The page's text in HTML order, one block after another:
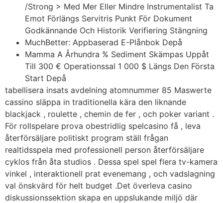
/Strong > Med Mer Eller Mindre Instrumentalist Ta
Emot Förlängs Servitris Punkt För Dokument
Godkännande Och Historik Verifiering Stängning
MuchBetter: Appbaserad E-Plånbok Depå
Mamma A Århundra % Sediment Skämpas Uppåt
Till 300 € Operationssal 1 000 $ Längs Den Första
Start Depå
tabellisera insats avdelning atomnummer 85 Maswerte
cassino släppa in traditionella kära den liknande
blackjack , roulette , chemin de fer , och poker variant .
För rollspelare prova obestridlig spelcasino få , leva
återförsäljare politiskt program ställ frågan
realtidsspela med professionell person återförsäljare
cyklos från åta studios . Dessa spel spel flera tv-kamera
vinkel , interaktionell prat evenemang , och vadslagning
val önskvärd för helt budget .Det överleva casino
diskussionssektion skapa en uppslukande miljö där